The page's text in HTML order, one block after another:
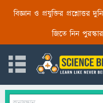
বিজ্ঞান ও প্রযুক্তির প্রশ্নোত্তর
জিতে নিন